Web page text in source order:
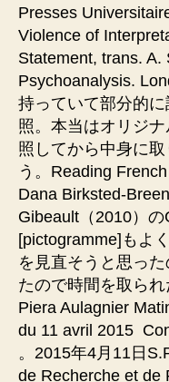
Presses
Violence of
Statement, trans.
Psychoanalysis.
持っていて部分的
照。本当はオリジ
照してから中身に
う。Reading
Dana Birksted-
Gibeault（2010）
[pictogramme]もよ
を見直そうと思っ
たので時間を取ら
Piera Aulagnier
du 11 avril 2015
。2015年4月11日
de Recherche et de